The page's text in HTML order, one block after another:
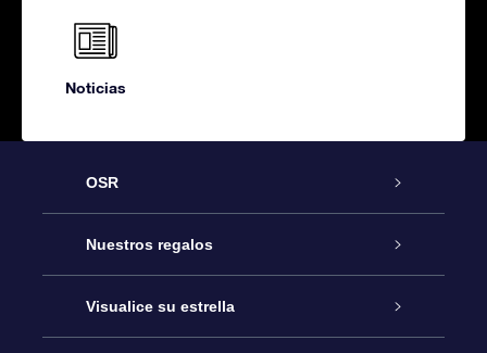
Noticias
OSR
Atención
Contáctanos
Nuestros regalos
Regalo Estrella Online
Visualice su estrella